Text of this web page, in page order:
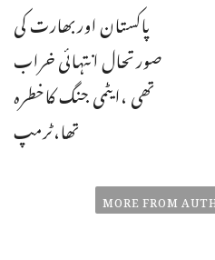
پاکستان اوربھارت کی
صورتحال انتہائی خراب
تھی ،ایٹمی جنگ کاخطرہ
تھا،ٹرمپ
MORE FROM